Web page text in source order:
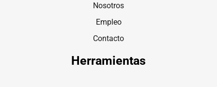
Nosotros
Empleo
Contacto
Herramientas